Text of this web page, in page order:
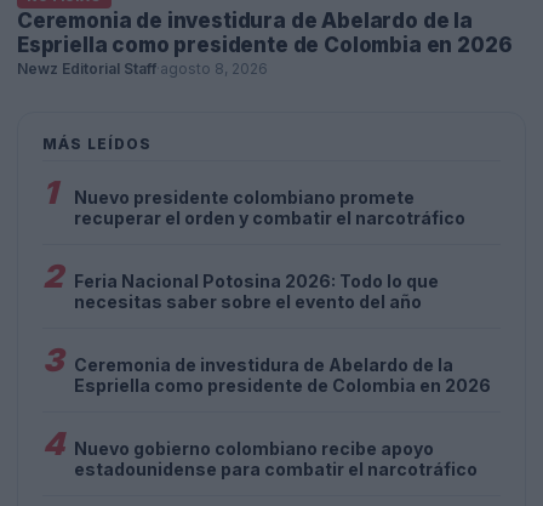
Ceremonia de investidura de Abelardo de la
Espriella como presidente de Colombia en 2026
Newz Editorial Staff agosto 8, 2026
MÁS LEÍDOS
1
Nuevo presidente colombiano promete
recuperar el orden y combatir el narcotráfico
2 Feria Nacional Potosina 2026: Todo lo que
necesitas saber sobre el evento del año
3 Ceremonia de investidura de Abelardo de la
Espriella como presidente de Colombia en 2026
4 Nuevo gobierno colombiano recibe apoyo
estadounidense para combatir el narcotráfico